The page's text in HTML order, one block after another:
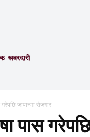
जापानमा रोजगार
पास